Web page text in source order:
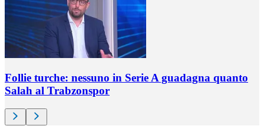
Follie turche: nessuno in Serie A guadagna quanto
Salah al Trabzonspor